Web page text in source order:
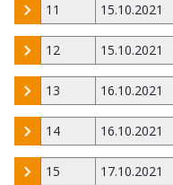
11 15.10.2021
12 15.10.2021
13 16.10.2021
14 16.10.2021
15 17.10.2021